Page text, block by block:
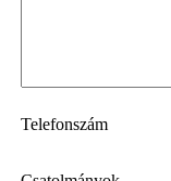
Telefonszám